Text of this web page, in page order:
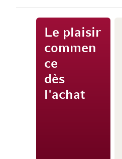
Le plaisir
commen
ce
dès
l'achat